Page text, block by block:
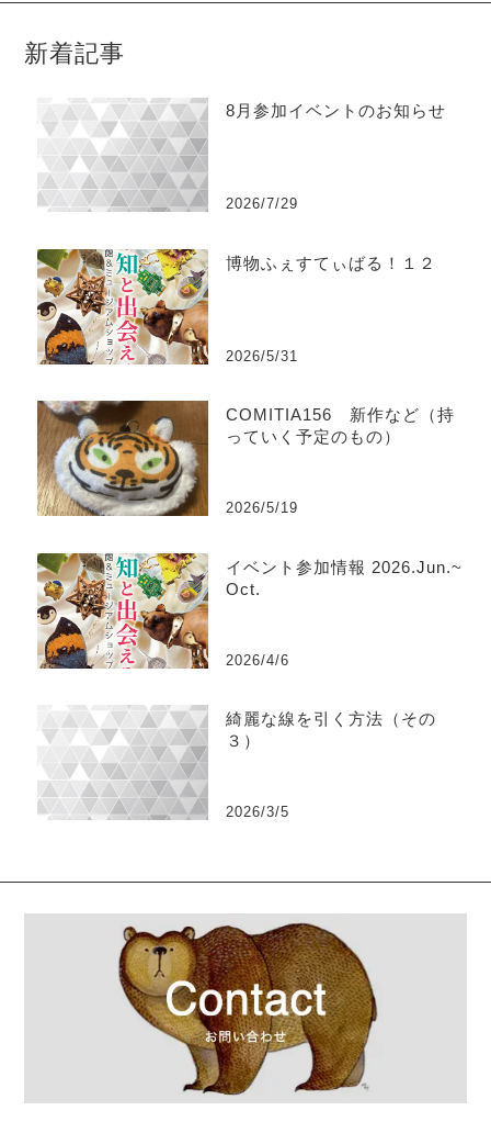
新着記事
8月参加イベントのお知らせ
2026/7/29
博物ふぇすてぃばる！１２
2026/5/31
COMITIA156 新作など（持
っていく予定のもの）
2026/5/19
イベント参加情報 2026.Jun.~
Oct.
2026/4/6
綺麗な線を引く方法（その
３）
2026/3/5